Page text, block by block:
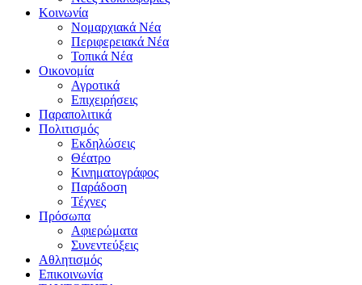
Κοινωνία
Νομαρχιακά Νέα
Περιφερειακά Νέα
Τοπικά Νέα
Οικονομία
Αγροτικά
Επιχειρήσεις
Παραπολιτικά
Πολιτισμός
Εκδηλώσεις
Θέατρο
Κινηματογράφος
Παράδοση
Τέχνες
Πρόσωπα
Αφιερώματα
Συνεντεύξεις
Αθλητισμός
Επικοινωνία